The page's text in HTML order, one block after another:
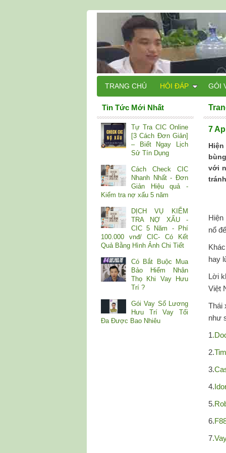
7
với
nổ
hay
Lời
Việt
Thái
như
1
2.
3.
4.
5.
6.
7
Tin Tức Mới Nhất
Tự Tra CIC Online
[3 Cách Đơn Giản]
– Biết Ngay Lịch
Sử Tín Dụng
Cách Check CIC
Nhanh Nhất - Đơn
Giản Hiệu quả -
Kiểm tra nợ xấu 5 năm
DỊCH VỤ KIỂM
TRA NỢ XẤU -
CIC 5 Năm - Phí
100.000 vnđ/ CIC- Có Kết
Quả Bằng Hình Ảnh Chi Tiết
Có Bắt Buộc Mua
Bảo Hiểm Nhân
Thọ Khi Vay Hưu
Trí ?
Gói Vay Sổ Lương
Hưu Trí Vay Tối
Đa Được Bao Nhiêu
TRANG CHỦ HỎI ĐÁP GÓI